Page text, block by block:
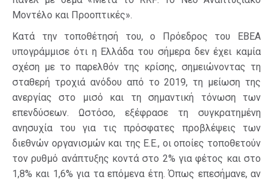
Μοντέλο και Προοπτικές».
Κατά την τοποθέτησή του, ο Πρόεδρος του ΕΒΕΑ
υπογράμμισε ότι η Ελλάδα του σήμερα δεν έχει καμία
σχέση με το παρελθόν της κρίσης, σημειώνοντας τη
σταθερή τροχιά ανόδου από το 2019, τη μείωση της
ανεργίας στο μισό και τη σημαντική τόνωση των
επενδύσεων. Ωστόσο, εξέφρασε τη συγκρατημένη
ανησυχία του για τις πρόσφατες προβλέψεις των
διεθνών οργανισμών και της Ε.Ε., οι οποίες τοποθετούν
τον ρυθμό ανάπτυξης κοντά στο 2% για φέτος και στο
1,8% και 1,6% για τα επόμενα έτη. Όπως επεσήμανε, αν